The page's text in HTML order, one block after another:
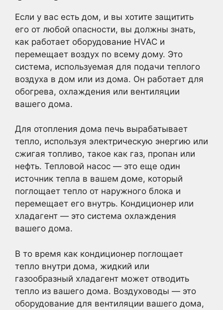
Если у вас есть дом, и вы хотите защитить
его от любой опасности, вы должны знать,
как работает оборудование HVAC и
перемещает воздух по всему дому. Это
система, используемая для подачи теплого
воздуха в дом или из дома. Он работает для
обогрева, охлаждения или вентиляции
вашего дома.
Для отопления дома печь вырабатывает
тепло, используя электрическую энергию или
сжигая топливо, такое как газ, пропан или
нефть. Тепловой насос — это еще один
источник тепла в вашем доме, который
поглощает тепло от наружного блока и
перемещает его внутрь. Кондиционер или
хладагент — это система охлаждения
вашего дома.
В то время как кондиционер поглощает
тепло внутри дома, жидкий или
газообразный хладагент может отводить
тепло из вашего дома. Воздуховоды — это
оборудование для вентиляции вашего дома,